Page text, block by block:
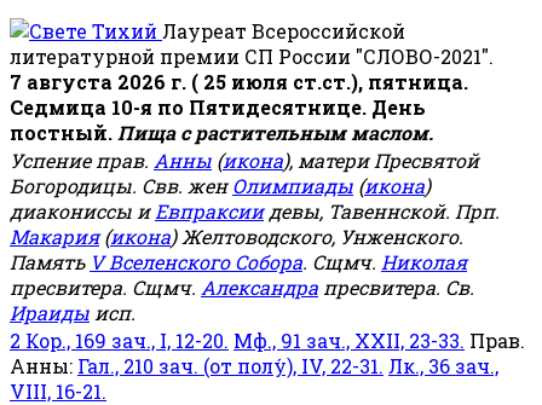
Лауреат Всероссийской
литературной премии СП России "СЛОВО-2021".
7 августа 2026 г. ( 25 июля ст.ст.), пятница.
Седмица 10-я по Пятидесятнице. День
постный. Пища с растительным маслом.
Успение прав. Анны (икона), матери Пресвятой
Богородицы. Свв. женОлимпиады (икона)
диакониссы иЕвпраксиидевы, Тавеннской. Прп.
Макария(икона) Желтоводского, Унженского.
Память V Вселенского Собора. Сщмч. Николая
пресвитера. Сщмч. Александра пресвитера. Св.
Ираиды исп.
2 Кор., 169 зач., I, 12-20. Мф., 91 зач., XXII, 23-33. Прав.
Анны: Гал., 210 зач. (от полу́), IV, 22-31. Лк., 36 зач.,
VIII, 16-21.